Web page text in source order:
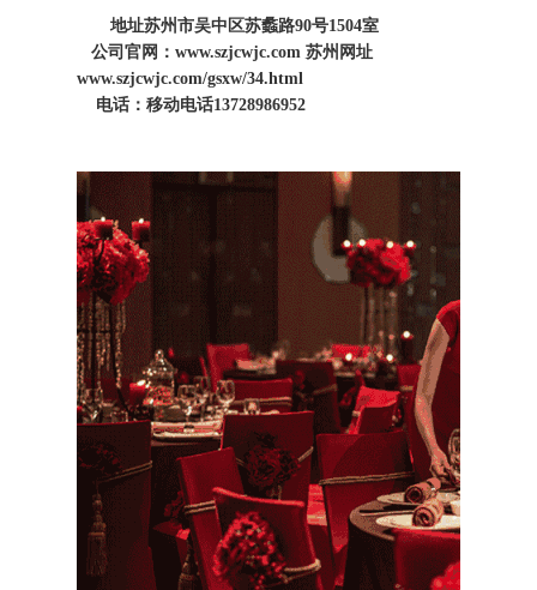
地址苏州市吴中区苏蠡路90号1504室
公司官网： www.szjcwjc.com 苏州网址
www.szjcwjc.com/gsxw/34.html
电话：移动电话13728986952